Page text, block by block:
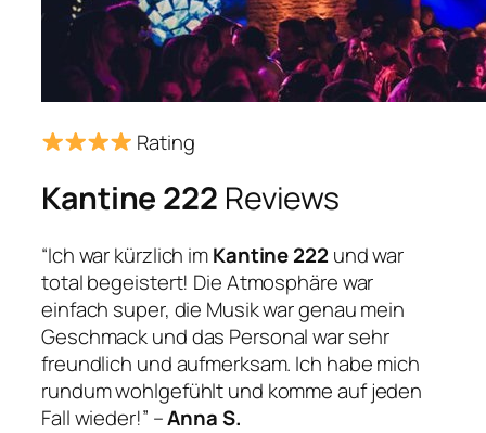
Rating
Kantine 222 Reviews
“Ich war kürzlich imKantine 222 und war
total begeistert! Die Atmosphäre war
einfach super, die Musik war genau mein
Geschmack und das Personal war sehr
freundlich und aufmerksam. Ich habe mich
rundum wohlgefühlt und komme auf jeden
Fall wieder!” –Anna S.